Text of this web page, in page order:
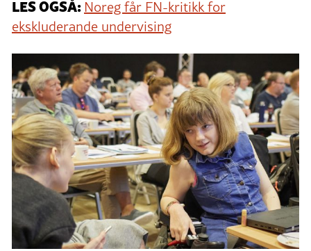
LES OGSÅ: Noreg får FN-kritikk for
ekskluderande undervising